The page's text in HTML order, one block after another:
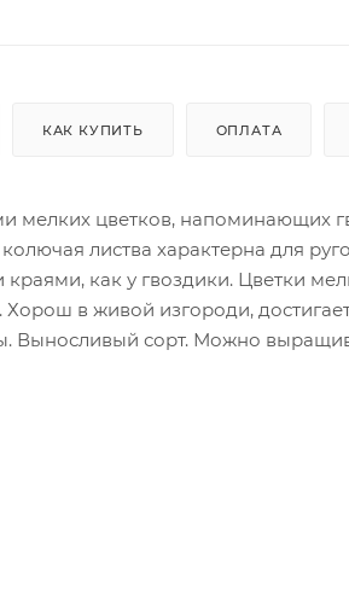
КАК КУПИТЬ ОПЛАТА
мелких цветков, напоминающих
листва характерна для
как у гвоздики. Цветки
в живой изгороди, достигает
сорт. Можно